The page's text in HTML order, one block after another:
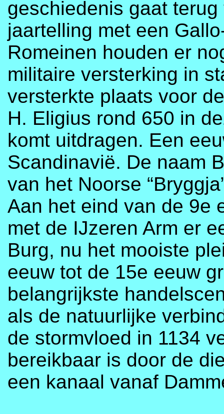
geschiedenis gaat
jaartelling met een
Romeinen houden er
militaire versterking in
versterkte plaats voor
H. Eligius rond 650 in
komt uitdragen. Een
Scandinavië. De naam
van het Noorse
Aan het eind van de 9e
met de IJzeren Arm er
Burg, nu het mooiste
eeuw tot de 15e eeuw
belangrijkste
als de natuurlijke
de stormvloed in 1134
bereikbaar is door de
een kanaal vanaf